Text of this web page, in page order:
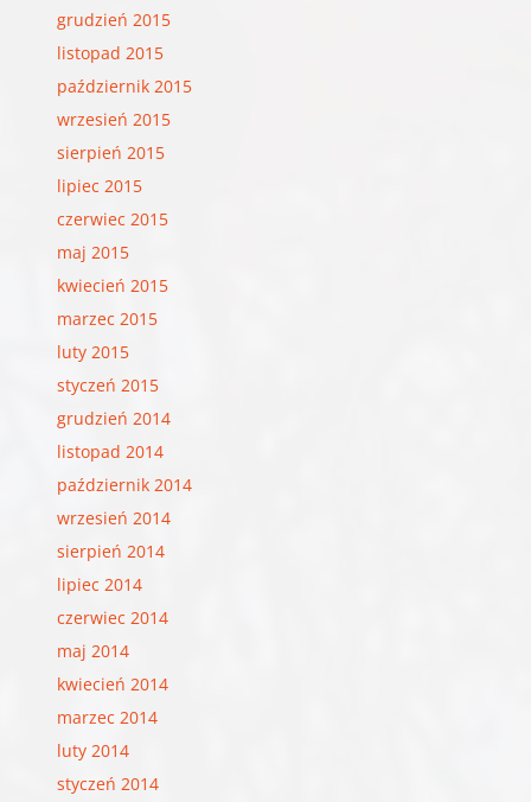
grudzień 2015
listopad 2015
październik 2015
wrzesień 2015
sierpień 2015
lipiec 2015
czerwiec 2015
maj 2015
kwiecień 2015
marzec 2015
luty 2015
styczeń 2015
grudzień 2014
listopad 2014
październik 2014
wrzesień 2014
sierpień 2014
lipiec 2014
czerwiec 2014
maj 2014
kwiecień 2014
marzec 2014
luty 2014
styczeń 2014